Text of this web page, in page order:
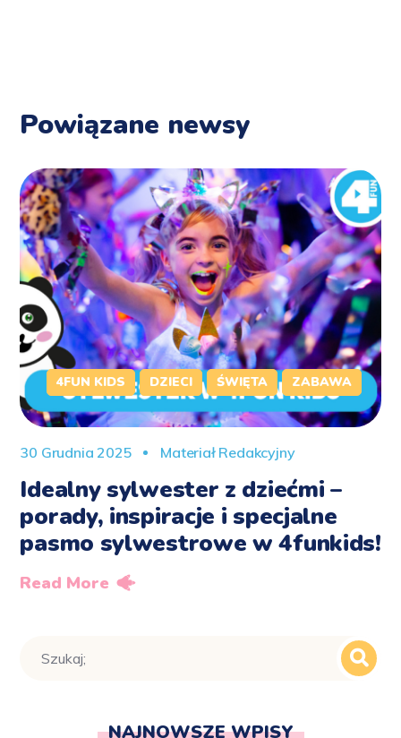
Powiązane newsy
4FUN KIDS DZIECI ŚWIĘTA ZABAWA
30 Grudnia 2025 Materiał Redakcyjny
Idealny sylwester z dziećmi –
porady, inspiracje i specjalne
pasmo sylwestrowe w 4funkids!
Read More
NAJNOWSZE WPISY